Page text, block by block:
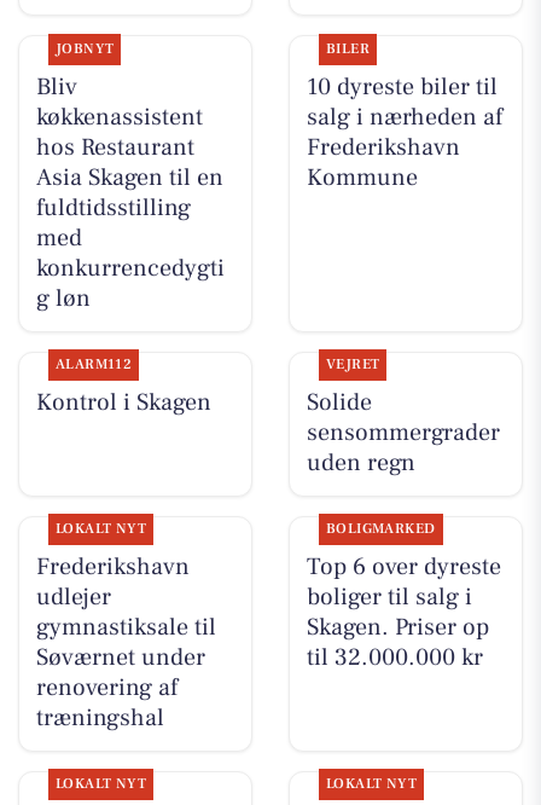
JOBNYT
Bliv
køkkenassistent
hos Restaurant
Asia Skagen til en
fuldtidsstilling
med
konkurrencedygti
g løn
BILER
10 dyreste biler til
salg i nærheden af
Frederikshavn
Kommune
ALARM112
Kontrol i Skagen
VEJRET
Solide
sensommergrader
uden regn
LOKALT NYT
Frederikshavn
udlejer
gymnastiksale til
Søværnet under
renovering af
træningshal
BOLIGMARKED
Top 6 over dyreste
boliger til salg i
Skagen. Priser op
til 32.000.000 kr
LOKALT NYT LOKALT NYT